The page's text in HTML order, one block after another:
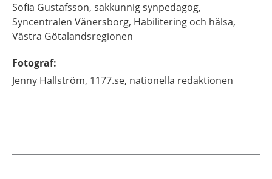
Sofia Gustafsson, sakkunnig synpedagog,
Syncentralen Vänersborg, Habilitering och hälsa,
Västra Götalandsregionen
Fotograf:
Jenny Hallström, 1177.se, nationella redaktionen